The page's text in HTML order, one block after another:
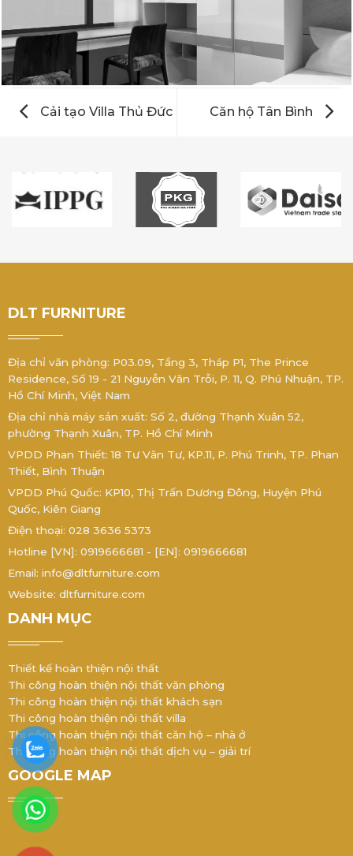
Cải tạo Villa Thủ Đức Căn hộ Tân Bình
DLT FURNITURE
Địa chỉ văn phòng: P03.09, Tầng 3, Tháp P1, The Prince
Residence, Số 19 - 21 Nguyễn Văn Trỗi, P. 11, Q. Phú Nhuận, TP.
Hồ Chí Minh, Việt Nam
Địa chỉ nhà máy sản xuất: Số 2, đường Thạnh Xuân 52,
phường Thạnh Xuân, TP. Hồ Chí Minh
VPDD Phan Thiết: 18 Tư Văn Tư, KP.11, P. Phú Trinh, TP. Phan
Thiết, Bình Thuận
VPDD Phú Quốc: KP10, Thị Trấn Dương Đông, Huyện Phú
Quốc, Kiên Giang
Điện thoại: 028 3636 5373
Hotline [VN]: 0919666681 - [EN]: 0919666681
Email: info@dltfurniture.com
Website: dltfurniture.com
DANH MỤC
Thiết kế hoàn thiện nội thất
Thi công hoàn thiện nội thất văn phòng
Thi công hoàn thiện nội thất khách sạn
Thi công hoàn thiện nội thất villa
Thi công hoàn thiện nội thất căn hộ – nhà ở
Thi công hoàn thiện nội thất dịch vụ – giải trí
GOOGLE MAP